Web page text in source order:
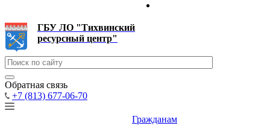
ГБУ ЛО "Тихвинский
ресурсный центр"
Обратная связь
+7 (813) 677-06-70
Гражданам